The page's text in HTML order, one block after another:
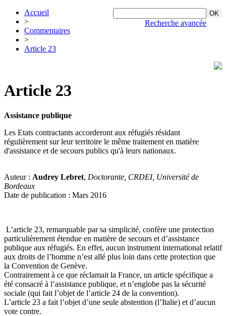
Recherche avancée
Accueil
>
Commentaires
>
Article 23
Article 23
Assistance publique
Les Etats contractants accorderont aux réfugiés résidant
régulièrement sur leur territoire le même traitement en matière
d'assistance et de secours publics qu'à leurs nationaux.
Auteur : Audrey Lebret, Doctorante, CRDEI, Université de
Bordeaux
Date de publication : Mars 2016
L’article 23, remarquable par sa simplicité, confère une protection
particulièrement étendue en matière de secours et d’assistance
publique aux réfugiés. En effet, aucun instrument international relatif
aux droits de l’homme n’est allé plus loin dans cette protection que
la Convention de Genève.
Contrairement à ce que réclamait la France, un article spécifique a
été consacré à l’assistance publique, et n’englobe pas la sécurité
sociale (qui fait l’objet de l’article 24 de la convention).
L’article 23 a fait l’objet d’une seule abstention (l’Italie) et d’aucun
vote contre.